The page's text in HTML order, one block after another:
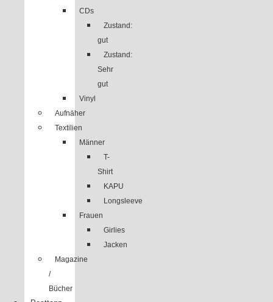
CDs
Zustand:
gut
Zustand:
Sehr
gut
Vinyl
Aufnäher
Textilien
Männer
T-
Shirt
KAPU
Longsleeve
Frauen
Girlies
Jacken
Magazine
/
Bücher